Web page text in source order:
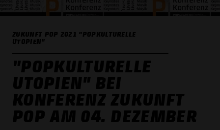
ZUKUNFT POP 2021 "POPKULTURELLE
UTOPIEN"
"POPKULTURELLE
UTOPIEN" BEI
KONFERENZ ZUKUNFT
POP AM 04. DEZEMBER